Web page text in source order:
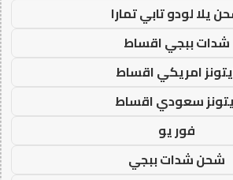
يلا لودو تابي تمارا
شدات ببجي اقساط
امريكي اقساط
سعودي اقساط
فور يو
شحن شدات ببجي